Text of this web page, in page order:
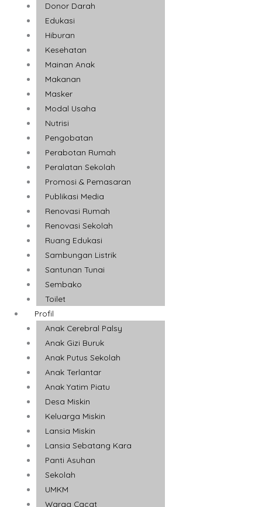
Donor Darah
Edukasi
Hiburan
Kesehatan
Mainan Anak
Makanan
Masker
Modal Usaha
Nutrisi
Pengobatan
Perabotan Rumah
Peralatan Sekolah
Promosi & Pemasaran
Publikasi Media
Renovasi Rumah
Renovasi Sekolah
Ruang Edukasi
Sambungan Listrik
Santunan Tunai
Sembako
Toilet
Profil
Anak Cerebral Palsy
Anak Gizi Buruk
Anak Putus Sekolah
Anak Terlantar
Anak Yatim Piatu
Desa Miskin
Keluarga Miskin
Lansia Miskin
Lansia Sebatang Kara
Panti Asuhan
Sekolah
UMKM
Warga Cacat